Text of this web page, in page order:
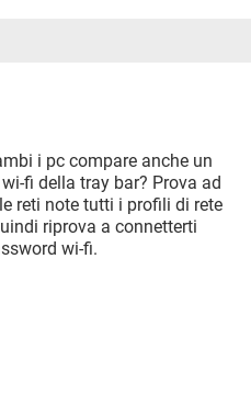
i pc compare anche un
fi della tray bar? Prova ad
reti note tutti i profili di rete
riprova a connetterti
wi-fi.